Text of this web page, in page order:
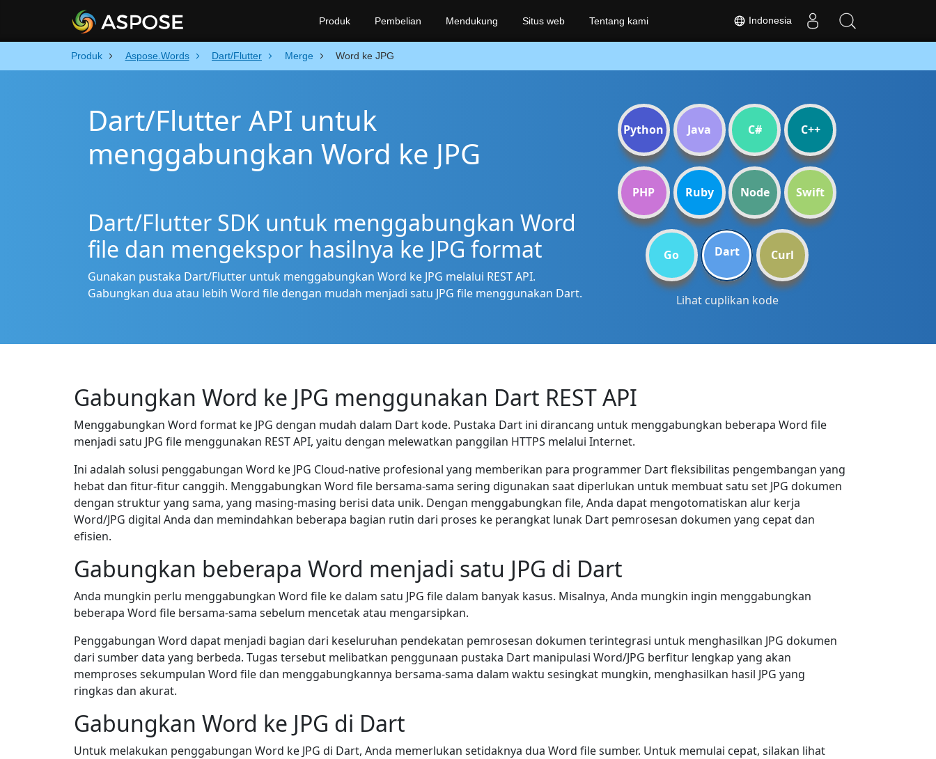
Produk Aspose.Words Dart/Flutter Merge Word ke JPG
Dart/Flutter API untuk
menggabungkan Word ke JPG
Dart/Flutter SDK untuk menggabungkan Word
file dan mengekspor hasilnya ke JPG format
Gunakan pustaka Dart/Flutter untuk menggabungkan Word ke JPG melalui REST API.
Gabungkan dua atau lebih Word file dengan mudah menjadi satu JPG file menggunakan Dart.
Python Java C# C++
PHP Ruby Node Swift
Go Dart Curl
Lihat cuplikan kode
Gabungkan Word ke JPG menggunakan Dart REST API
Menggabungkan Word format ke JPG dengan mudah dalam Dart kode. Pustaka Dart ini dirancang untuk menggabungkan beberapa Word file
menjadi satu JPG file menggunakan REST API, yaitu dengan melewatkan panggilan HTTPS melalui Internet.
Ini adalah solusi penggabungan Word ke JPG Cloud-native profesional yang memberikan para programmer Dart fleksibilitas pengembangan yang
hebat dan fitur-fitur canggih. Menggabungkan Word file bersama-sama sering digunakan saat diperlukan untuk membuat satu set JPG dokumen
dengan struktur yang sama, yang masing-masing berisi data unik. Dengan menggabungkan file, Anda dapat mengotomatiskan alur kerja
Word/JPG digital Anda dan memindahkan beberapa bagian rutin dari proses ke perangkat lunak Dart pemrosesan dokumen yang cepat dan
efisien.
Gabungkan beberapa Word menjadi satu JPG di Dart
Anda mungkin perlu menggabungkan Word file ke dalam satu JPG file dalam banyak kasus. Misalnya, Anda mungkin ingin menggabungkan
beberapa Word file bersama-sama sebelum mencetak atau mengarsipkan.
Penggabungan Word dapat menjadi bagian dari keseluruhan pendekatan pemrosesan dokumen terintegrasi untuk menghasilkan JPG dokumen
dari sumber data yang berbeda. Tugas tersebut melibatkan penggunaan pustaka Dart manipulasi Word/JPG berfitur lengkap yang akan
memproses sekumpulan Word file dan menggabungkannya bersama-sama dalam waktu sesingkat mungkin, menghasilkan hasil JPG yang
ringkas dan akurat.
Gabungkan Word ke JPG di Dart
Untuk melakukan penggabungan Word ke JPG di Dart, Anda memerlukan setidaknya dua Word file sumber. Untuk memulai cepat, silakan lihat
Indonesia
Produk Pembelian Mendukung Situs web Tentang kami